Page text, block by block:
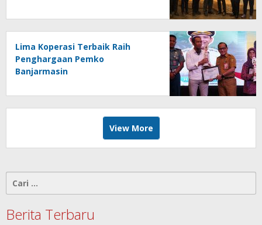
Lima Koperasi Terbaik Raih
Penghargaan Pemko
Banjarmasin
View More
Cari
Berita Terbaru